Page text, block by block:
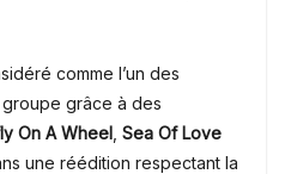
comme l’un des
grâce à des
On A Wheel Sea Of Love
une réédition respectant la